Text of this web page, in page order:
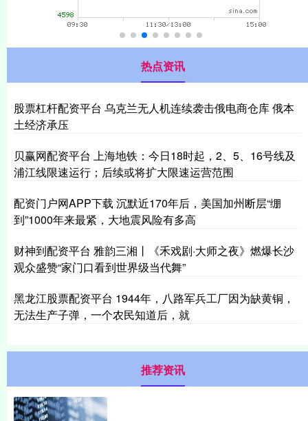
热点资讯
股票杠杆配资平台 乌克兰无人机连续袭击俄电商仓库 俄本
土经济承压
贝赢网配资平台 上海地铁：今日18时起，2、5、16号线及
浦江线限速运行；后续或将扩大限速运营范围
配资门户网APP下载 沉默近170年后，美国加州断层“绷
到”1000年来最紧，大地震风险有多高
财神到配资平台 雅韵三湘丨《禾戏剧·大师之夜》燃爆长沙
观众盛赞“家门口看到世界级当代舞”
黑龙江股票配资平台 1944年，八路军兵工厂因为缺黄铜，
无法生产子弹，一个农民知道后，就
推荐资讯